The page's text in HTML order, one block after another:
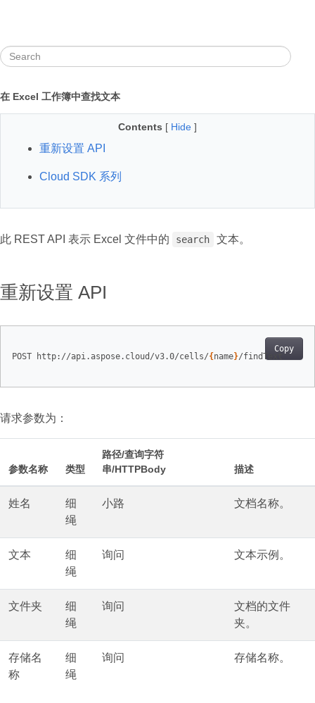
在 Excel 工作簿中查找文本
Contents [ Hide ]
重新设置 API
Cloud SDK 系列
此 REST API 表示 Excel 文件中的 search 文本。
重新设置 API
Copy
POST http://api.aspose.cloud/v3.0/cells/{ name}/findText
请求参数为：
参数名称 类型
路径/查询字符
串/HTTPBody
描述
姓名
细
绳
小路 文档名称。
文本
细
绳
询问 文本示例。
文件夹
细
绳
询问
文档的文件
夹。
存储名
称
细
绳
询问 存储名称。